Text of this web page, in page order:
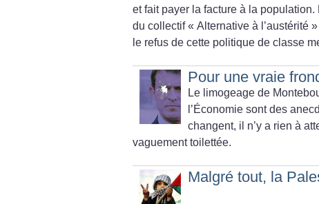
et fait payer la facture à la
du collectif « Alternative à l’austérité
le refus de cette politique de classe
Pour une vraie
Le limogeage de
l’Économie sont des
changent, il n’y a rien à
vaguement toilettée.
Malgré tout, la